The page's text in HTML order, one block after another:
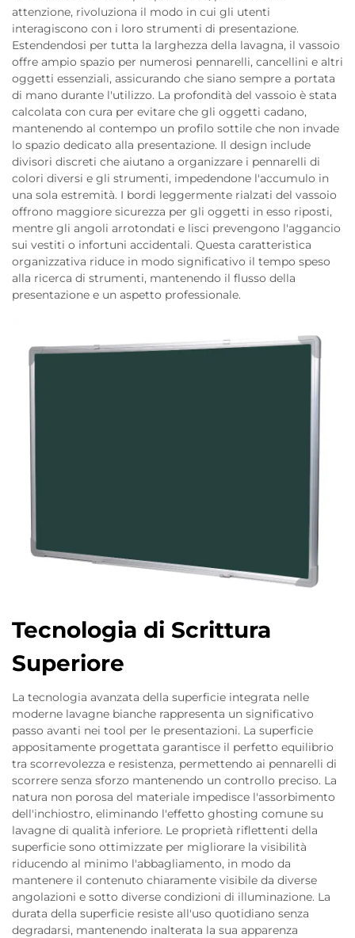
attenzione, rivoluziona il modo in cui gli utenti
interagiscono con i loro strumenti di presentazione.
Estendendosi per tutta la larghezza della lavagna, il vassoio
offre ampio spazio per numerosi pennarelli, cancellini e altri
oggetti essenziali, assicurando che siano sempre a portata
di mano durante l'utilizzo. La profondità del vassoio è stata
calcolata con cura per evitare che gli oggetti cadano,
mantenendo al contempo un profilo sottile che non invade
lo spazio dedicato alla presentazione. Il design include
divisori discreti che aiutano a organizzare i pennarelli di
colori diversi e gli strumenti, impedendone l'accumulo in
una sola estremità. I bordi leggermente rialzati del vassoio
offrono maggiore sicurezza per gli oggetti in esso riposti,
mentre gli angoli arrotondati e lisci prevengono l'aggancio
sui vestiti o infortuni accidentali. Questa caratteristica
organizzativa riduce in modo significativo il tempo speso
alla ricerca di strumenti, mantenendo il flusso della
presentazione e un aspetto professionale.
Tecnologia di Scrittura
Superiore
La tecnologia avanzata della superficie integrata nelle
moderne lavagne bianche rappresenta un significativo
passo avanti nei tool per le presentazioni. La superficie
appositamente progettata garantisce il perfetto equilibrio
tra scorrevolezza e resistenza, permettendo ai pennarelli di
scorrere senza sforzo mantenendo un controllo preciso. La
natura non porosa del materiale impedisce l'assorbimento
dell'inchiostro, eliminando l'effetto ghosting comune su
lavagne di qualità inferiore. Le proprietà riflettenti della
superficie sono ottimizzate per migliorare la visibilità
riducendo al minimo l'abbagliamento, in modo da
mantenere il contenuto chiaramente visibile da diverse
angolazioni e sotto diverse condizioni di illuminazione. La
durata della superficie resiste all'uso quotidiano senza
degradarsi, mantenendo inalterata la sua apparenza